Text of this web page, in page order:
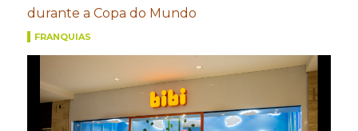
durante a Copa do Mundo
FRANQUIAS